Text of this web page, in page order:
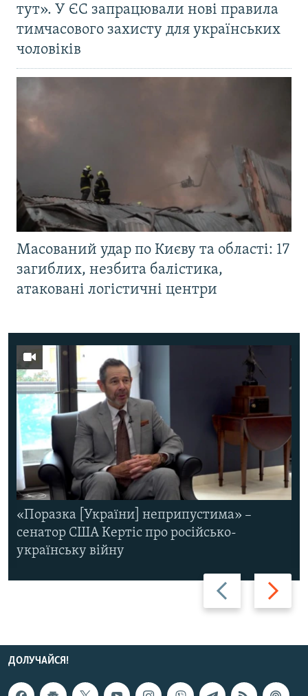
тут». У ЄС запрацювали нові правила
тимчасового захисту для українських
чоловіків
Масований удар по Києву та області: 17
загиблих, незбита балістика,
атаковані логістичні центри
Назад Вперед
«Поразка [України] неприпустима» –
сенатор США Кертіс про російсько-
українську війну
ДОЛУЧАЙСЯ!